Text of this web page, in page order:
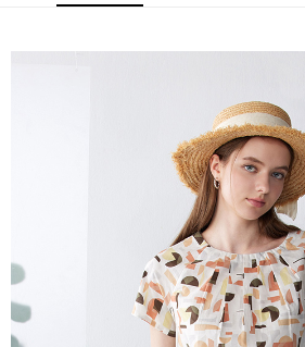
AFTEE先享後付是「在收到商品之後才付款」的
１．簡單：不需註冊會員、不需綁卡、不需儲值
２．便利：只要手機號碼，簡訊認證，即可結帳
３．安心：先確認商品／服務後，再付款。
【「AFTEE先享後付」結帳流程】
１．於結帳方式選擇「AFTEE先享後付」後，
結帳頁面，進行簡訊認證並確認金額後，即可完
２．訂單成立數日內，您將收到繳費通知簡訊。
３．收到繳費通知簡訊後14天內，點擊此簡訊
ATM／網路銀行／等多元方式進行付款，方視為
※ 請注意：結帳手續完成當下不需立刻繳費，
每筆NT$100，滿NT$2,000(含以上)免運費
付款後全家超商取貨
每筆NT$100，滿NT$2,000(含以上)免運費